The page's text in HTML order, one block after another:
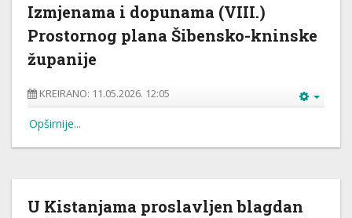
Izmjenama i dopunama (VIII.)
Prostornog plana Šibensko-kninske
županije
KREIRANO: 11.05.2026. 12:05
Opširnije...
U Kistanjama proslavljen blagdan